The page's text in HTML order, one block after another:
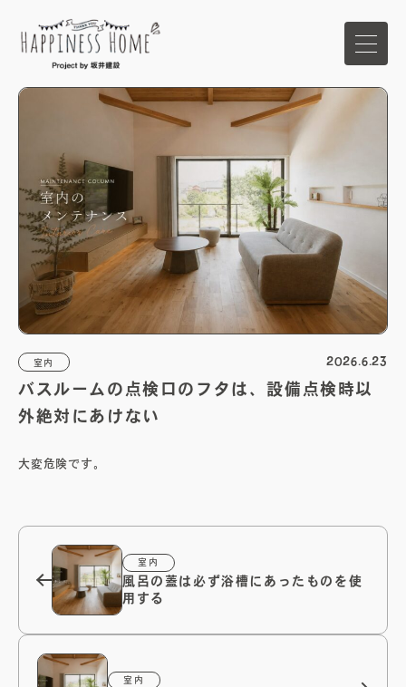
イベント
家づくりの想い
ハピネスホームの強み
施工事例
オーナーズボイス
メンテナンスコラム
会社案内
室内 2026.6.23
バスルームの点検口のフタは、設備点検時以
外絶対にあけない
大変危険です。
室内
風呂の蓋は必ず浴槽にあったものを使
用する
室内